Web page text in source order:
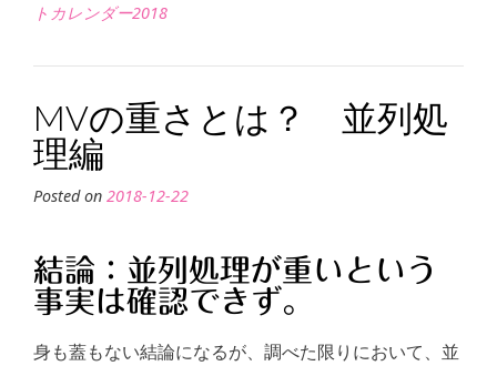
と
は？
プ
グ
ン
編”
トカレンダー2018
MVの重さとは？ 並列処
理編
Posted on 2018-12-22
結論：並列処理が重いという
事実は確認できず。
身も蓋もない結論になるが、調べた限りにおいて、並